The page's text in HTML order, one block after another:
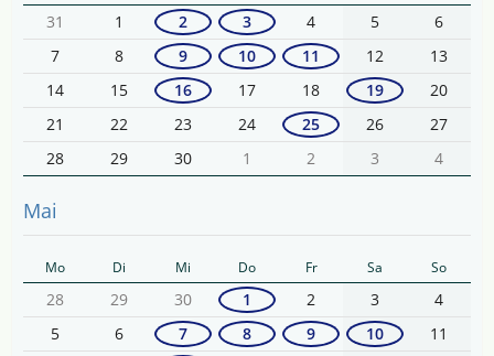
31 1 2 3 4 5
6
7
8 9 10 11 12
13
14
15 16 17 18 19
20
21
22 23 24 25 26
27
28
29 30 1 2 3 4
Mai
Mo Di Mi Do Fr Sa So
28 29 30 1 2 3
4
5
6 7 8 9 10
11